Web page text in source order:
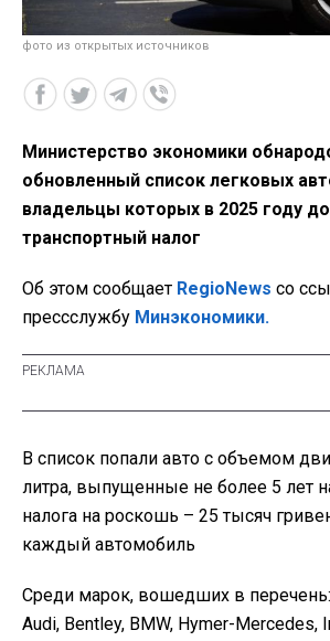
фото из открытых источников
Министерство экономики
обновленный список легковых
владельцы которых в 2025 году
транспортный налог
Об этом сообщает RegioNews со
прессслужбу Минэкономики.
В список попали авто с объемом
литра, выпущенные не более 5 лет
налога на роскошь – 25 тысяч
каждый автомобиль
Среди марок, вошедших в
Audi, Bentley, BMW, Hymer-Mercedes,